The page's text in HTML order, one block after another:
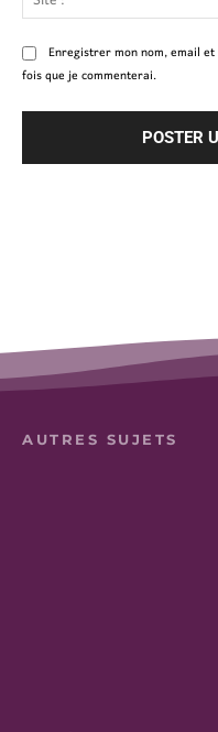
Enregistrer mon nom, email
fois que je commenterai.
AUTRES SUJETS